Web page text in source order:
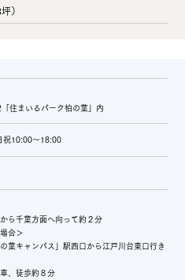
）
住まいるパーク柏の葉」内
祝10:00～18:00
ら千葉方面へ向って約２分
合＞
葉キャンパス」駅西口から江戸川台東口行き
、徒歩約８分